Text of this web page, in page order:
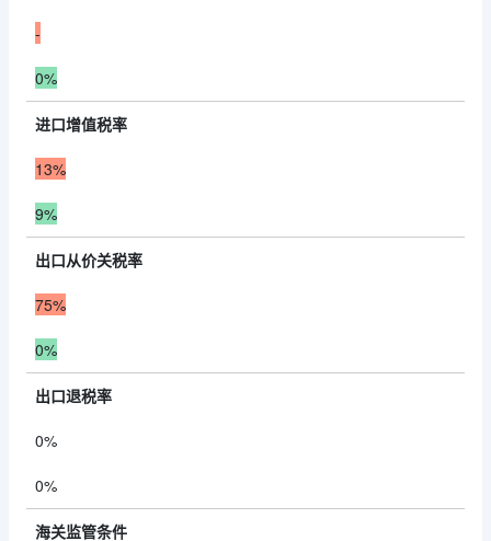
-
0%
进口增值税率
13%
9%
出口从价关税率
75%
0%
出口退税率
0%
0%
海关监管条件